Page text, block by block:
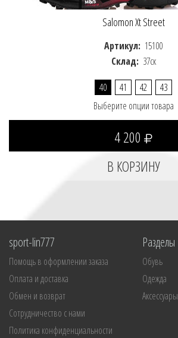
Salomon Xt Street
Артикул: 15100
Склад: 37ск
40 41 42
43
Выберите опции товара
4 200
sport-lin777
Помощь в оформлении заказа
Оплата и доставка
Обмен и возврат
Сотрудничество с нами
Политика конфиденциальности
Разделы
Обувь
Одежда
Аксессуары